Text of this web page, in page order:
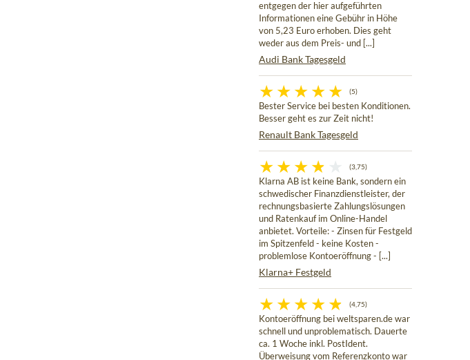
entgegen der hier aufgeführten
Informationen eine Gebühr in Höhe
von 5,23 Euro erhoben. Dies geht
weder aus dem Preis- und [...]
Audi Bank Tagesgeld
(5)
Bester Service bei besten Konditionen.
Besser geht es zur Zeit nicht!
Renault Bank Tagesgeld
(3,75)
Klarna AB ist keine Bank, sondern ein
schwedischer Finanzdienstleister, der
rechnungsbasierte Zahlungslösungen
und Ratenkauf im Online-Handel
anbietet. Vorteile: - Zinsen für Festgeld
im Spitzenfeld - keine Kosten -
problemlose Kontoeröffnung - [...]
Klarna+ Festgeld
(4,75)
Kontoeröffnung bei weltsparen.de war
schnell und unproblematisch. Dauerte
ca. 1 Woche inkl. PostIdent.
Überweisung vom Referenzkonto war